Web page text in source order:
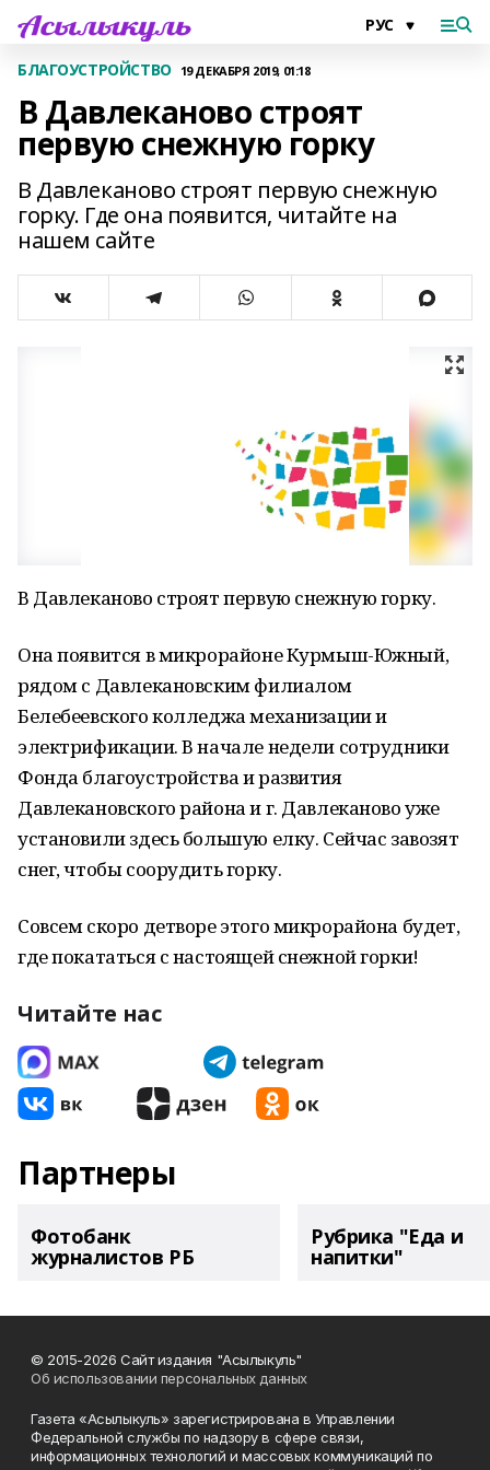
БЛАГОУСТРОЙСТВО 19 ДЕКАБРЯ 2019, 01:18
В Давлеканово строят
первую снежную горку
В Давлеканово строят первую снежную
горку. Где она появится, читайте на
нашем сайте
В Давлеканово строят первую снежную горку.
Она появится в микрорайоне Курмыш-Южный,
рядом с Давлекановским филиалом
Белебеевского колледжа механизации и
электрификации. В начале недели сотрудники
Фонда благоустройства и развития
Давлекановского района и г. Давлеканово уже
установили здесь большую елку. Сейчас завозят
снег, чтобы соорудить горку.
Совсем скоро детворе этого микрорайона будет,
где покататься с настоящей снежной горки!
Читайте нас
Партнеры
Фотобанк
журналистов РБ
Рубрика "Еда и
напитки"
© 2015-2026 Сайт издания "Асылыкуль"
Об использовании персональных данных
Газета «Асылыкуль» зарегистрирована в Управлении
Федеральной службы по надзору в сфере связи,
информационных технологий и массовых коммуникаций по